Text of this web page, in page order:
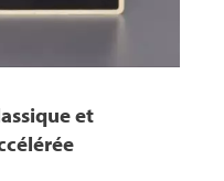
sique et